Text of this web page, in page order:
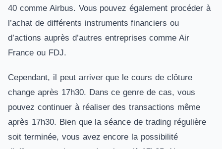
40 comme Airbus. Vous pouvez également procéder à
l’achat de différents instruments financiers ou
d’actions auprès d’autres entreprises comme Air
France ou FDJ.
Cependant, il peut arriver que le cours de clôture
change après 17h30. Dans ce genre de cas, vous
pouvez continuer à réaliser des transactions même
après 17h30. Bien que la séance de trading régulière
soit terminée, vous avez encore la possibilité